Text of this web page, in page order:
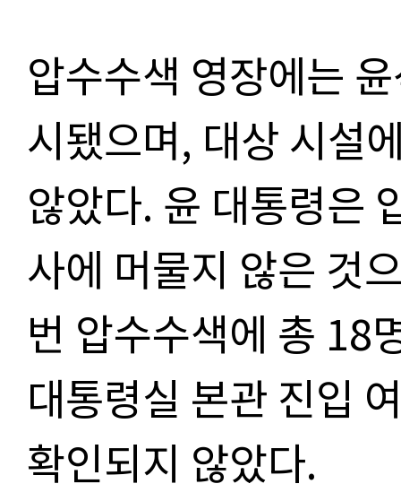
압수수색 영장에는
시됐으며, 대상 시설
않았다. 윤 대통령은
사에 머물지 않은 것
번 압수수색에 총 18
대통령실 본관 진입
확인되지 않았다.